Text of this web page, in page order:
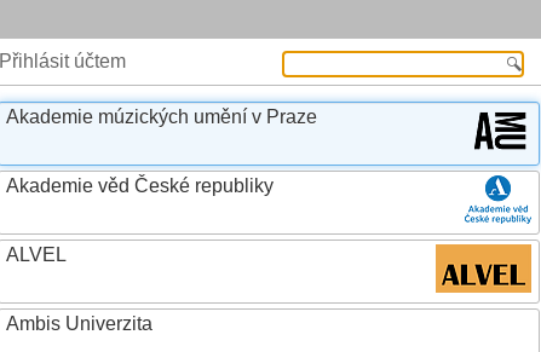
Přihlásit účtem
Akademie múzických umění v Praze
Akademie věd České republiky
ALVEL
Ambis Univerzita